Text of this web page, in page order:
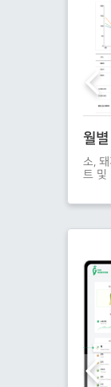
월
소,
트 및